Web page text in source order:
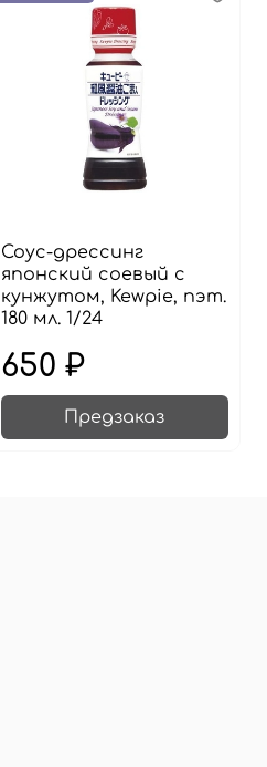
Соус-дрессинг
японский соевый с
кунжутом, Kewpie, пэт.
180 мл. 1/24
650 ₽
Предзаказ